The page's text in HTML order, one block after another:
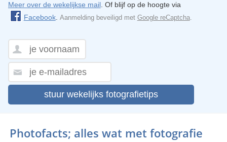
Meer over de wekelijkse mail. Of blijf op de hoogte via
Facebook. Aanmelding beveiligd met Google reCaptcha.
stuur wekelijks fotografietips
Photofacts; alles wat met fotografie